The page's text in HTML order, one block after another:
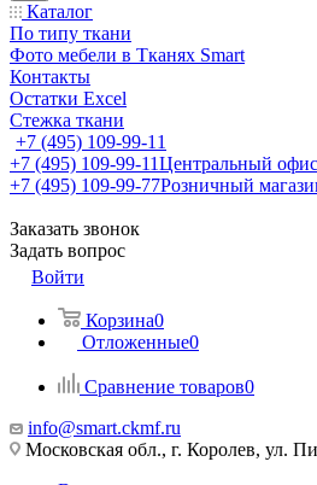
Каталог
По типу ткани
Фото мебели в Тканях Smart
Контакты
Остатки Excel
Стежка ткани
+7 (495) 109-99-11
+7 (495) 109-99-11Центральный офис
+7 (495) 109-99-77Розничный
Заказать звонок
Задать вопрос
Войти
Корзина0
Отложенные0
Сравнение товаров0
info@smart.ckmf.ru
Московская обл., г. Королев, ул.